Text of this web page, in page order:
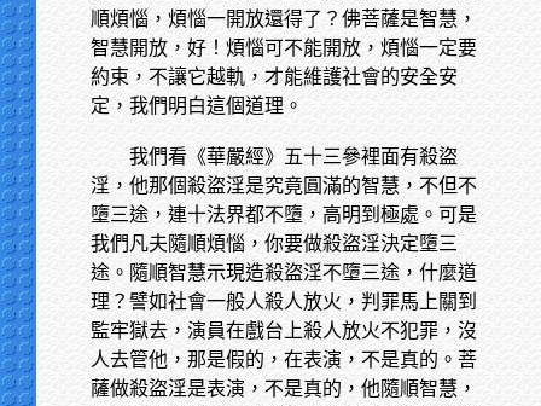
順煩惱，煩惱一開放還得了？佛菩薩是智慧，
智慧開放，好！煩惱可不能開放，煩惱一定要
約束，不讓它越軌，才能維護社會的安全安
定，我們明白這個道理。
我們看《華嚴經》五十三參裡面有殺盜
淫，他那個殺盜淫是究竟圓滿的智慧，不但不
墮三途，連十法界都不墮，高明到極處。可是
我們凡夫隨順煩惱，你要做殺盜淫決定墮三
途。隨順智慧示現造殺盜淫不墮三途，什麼道
理？譬如社會一般人殺人放火，判罪馬上關到
監牢獄去，演員在戲台上殺人放火不犯罪，沒
人去管他，那是假的，在表演，不是真的。菩
薩做殺盜淫是表演，不是真的，他隨順智慧，